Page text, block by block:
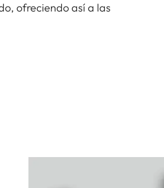
ofreciendo así a las